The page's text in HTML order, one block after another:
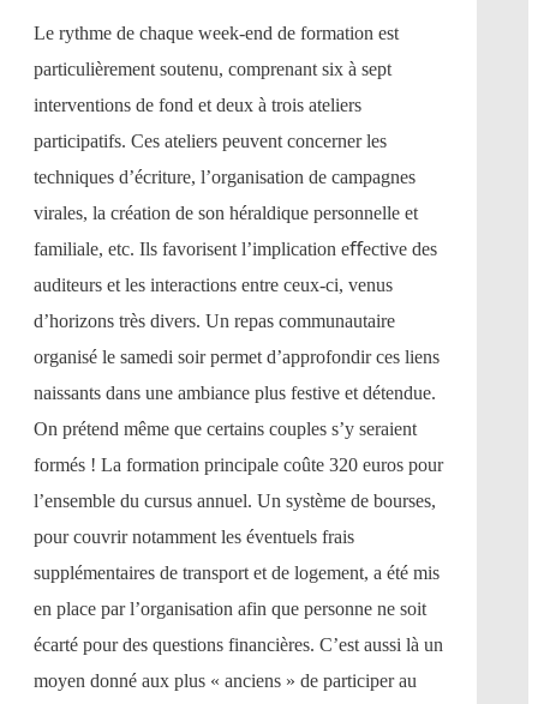
Le rythme de chaque week-end de formation est
particulièrement soutenu, comprenant six à sept
interventions de fond et deux à trois ateliers
participatifs. Ces ateliers peuvent concerner les
techniques d’écriture, l’organisation de campagnes
virales, la création de son héraldique personnelle et
familiale, etc. Ils favorisent l’implication eﬀective des
auditeurs et les interactions entre ceux-ci, venus
d’horizons très divers. Un repas communautaire
organisé le samedi soir permet d’approfondir ces liens
naissants dans une ambiance plus festive et détendue.
On prétend même que certains couples s’y seraient
formés ! La formation principale coûte 320 euros pour
l’ensemble du cursus annuel. Un système de bourses,
pour couvrir notamment les éventuels frais
supplémentaires de transport et de logement, a été mis
en place par l’organisation afin que personne ne soit
écarté pour des questions financières. C’est aussi là un
moyen donné aux plus « anciens » de participer au